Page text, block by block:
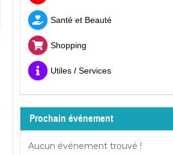
Santé et Beauté
Shopping
Utiles / Services
Prochain événement
Aucun événement trouvé !